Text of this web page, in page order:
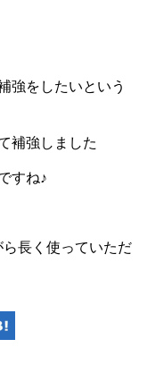
強をしたいという
補強しました
すね♪
長く使っていただ